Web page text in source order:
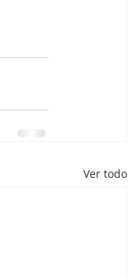
Ver todo